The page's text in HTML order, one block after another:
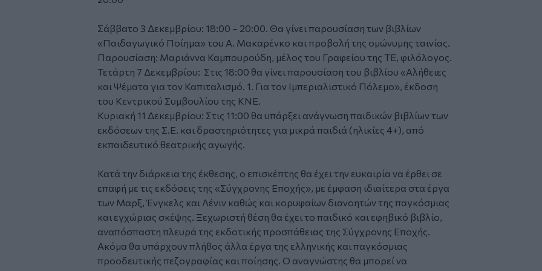
Σάββατο 3 Δεκεμβρίου: 18:00 – 20:00. Θα γίνει παρουσίαση των βιβλίων
«Παιδαγωγικό Ποίημα» του Α. Μακαρένκο και προβολή της ομώνυμης ταινίας.
Παρουσίαση: Μαριάννα Καμπουρούδη, μέλος του Γραφείου της ΤΕ, φιλόλογος.
Τετάρτη 7 Δεκεμβρίου: Στις 18:00 θα γίνει παρουσίαση του βιβλίου «Αλήθειες
και Ψέματα για τον Καπιταλισμό. 1. Για τον Ιμπεριαλιστικό Πόλεμο», έκδοση
του Κεντρικού Συμβουλίου της ΚΝΕ.
Κυριακή 11 Δεκεμβρίου: Στις 11:00 θα υπάρξει ανάγνωση παιδικών βιβλίων των
εκδόσεων της Σ.Ε. και δραστηριότητες για μικρά παιδιά (ηλικίες 4+), από
εκπαιδευτικό θεατρικής αγωγής.
Κατά την διάρκεια της έκθεσης, ο επισκέπτης θα έχει την ευκαιρία να έρθει σε
επαφή με τις εκδόσεις της «Σύγχρονης Εποχής», με έμφαση ιδιαίτερα στα έργα
των Μαρξ, Ένγκελς και Λένιν καθώς και κορυφαίων διανοητών της παγκόσμιας
και εγχώριας σκέψης. Ξεχωριστή θέση θα έχει το παιδικό και εφηβικό βιβλίο,
αναπόσπαστη πλευρά της εκδοτικής προσπάθειας της Σύγχρονης Εποχής.
Ακόμα θα υπάρχουν πλήθος άλλα έργα της ελληνικής και παγκόσμιας
προοδευτικής πεζογραφίας και ποίησης. Ο αναγνώστης θα μπορεί να